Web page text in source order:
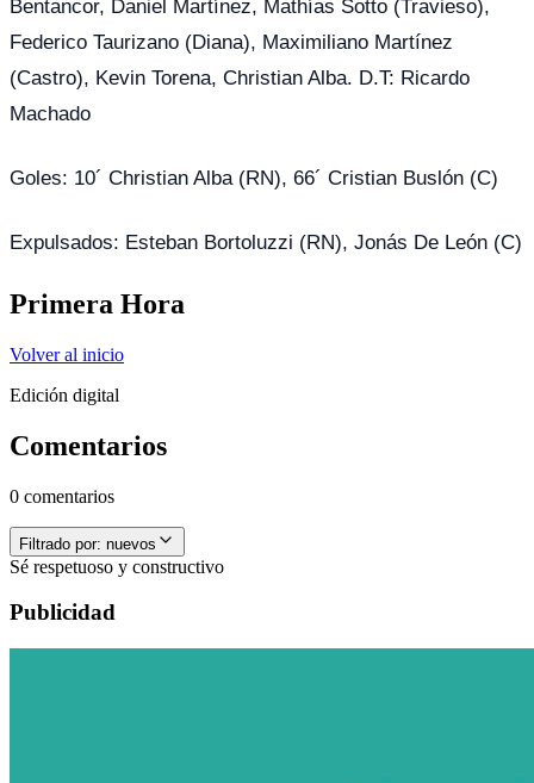
Bentancor, Daniel Martínez, Mathías Sotto (Travieso),
Federico Taurizano (Diana), Maximiliano Martínez
(Castro), Kevin Torena, Christian Alba. D.T: Ricardo
Machado
Goles: 10´ Christian Alba (RN), 66´ Cristian Buslón (C)
Expulsados: Esteban Bortoluzzi (RN), Jonás De León (C)
Primera Hora
Volver al inicio
Edición digital
Comentarios
0 comentarios
Filtrado por: nuevos
Sé respetuoso y constructivo
Publicidad